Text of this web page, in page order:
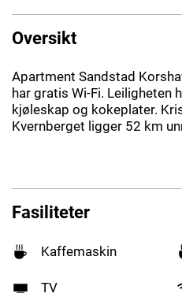
Oversikt
Apartment Sandstad
har gratis Wi-Fi. Leiligheten
kjøleskap og kokeplater.
Kvernberget ligger 52 km
Fasiliteter
Kaffemaskin
TV